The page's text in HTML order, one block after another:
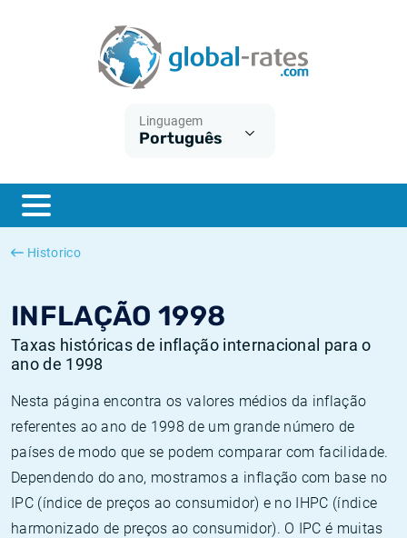
Linguagem
Português
Historico
INFLAÇÃO 1998
Taxas históricas de inflação internacional para o
ano de 1998
Nesta página encontra os valores médios da inflação
referentes ao ano de 1998 de um grande número de
países de modo que se podem comparar com facilidade.
Dependendo do ano, mostramos a inflação com base no
IPC (índice de preços ao consumidor) e no IHPC (índice
harmonizado de preços ao consumidor). O IPC é muitas
ESTER
SONIA
O que é a inflação do IPC?
O que é a inflação do IHPC?
Inflação Estados Unidos
Inflação Europa
Taxas Euribor históricas
Taxas ESTER históricas
Taxas SONIA históricas
Taxas TONAR históricas
Calculadora de inflação